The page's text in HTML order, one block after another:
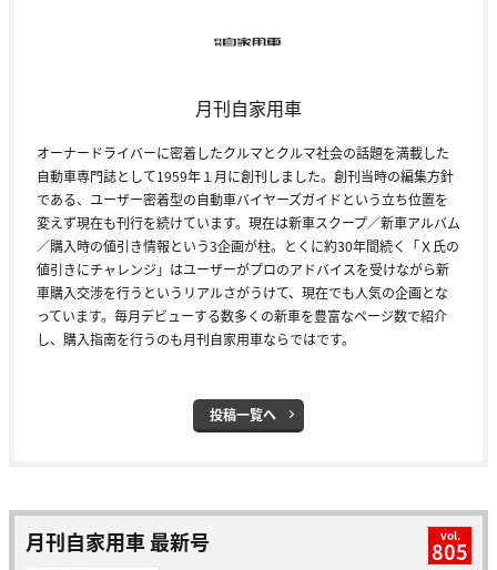
月刊自家用車
オーナードライバーに密着したクルマとクルマ社会の話題を満載した
自動車専門誌として1959年１月に創刊しました。創刊当時の編集方針
である、ユーザー密着型の自動車バイヤーズガイドという立ち位置を
変えず現在も刊行を続けています。現在は新車スクープ／新車アルバム
／購入時の値引き情報という3企画が柱。とくに約30年間続く「Ｘ氏の
値引きにチャレンジ」はユーザーがプロのアドバイスを受けながら新
車購入交渉を行うというリアルさがうけて、現在でも人気の企画とな
っています。毎月デビューする数多くの新車を豊富なページ数で紹介
し、購入指南を行うのも月刊自家用車ならではです。
投稿一覧へ
月刊自家用車 最新号 vol.
805